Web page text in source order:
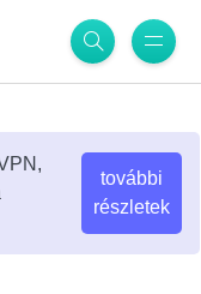
további
részletek